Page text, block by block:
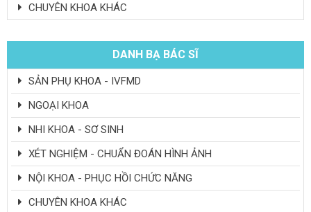
CHUYÊN KHOA KHÁC
DANH BẠ BÁC SĨ
SẢN PHỤ KHOA - IVFMD
NGOẠI KHOA
NHI KHOA - SƠ SINH
XÉT NGHIỆM - CHUẨN ĐOÁN HÌNH ẢNH
NỘI KHOA - PHỤC HỒI CHỨC NĂNG
CHUYÊN KHOA KHÁC